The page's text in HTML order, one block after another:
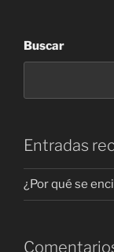
Buscar
Entradas
¿Por qué se